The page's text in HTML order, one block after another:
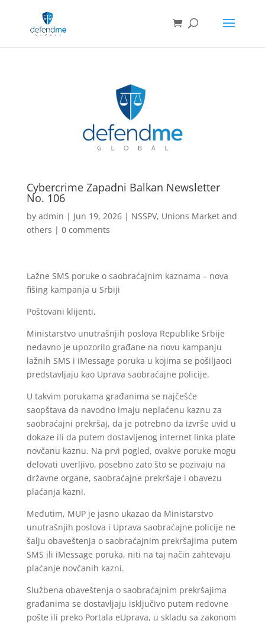
Cybercrime Zapadni Balkan Newsletter
No. 106
by admin | Jun 19, 2026| NSSPV, Unions Market and
others | 0 comments
Lažne SMS poruke o saobraćajnim kaznama – nova
fišing kampanja u Srbiji
Poštovani klijenti,
Ministarstvo unutrašnjih poslova Republike Srbije
nedavno je upozorilo građane na novu kampanju
lažnih SMS i iMessage poruka u kojima se pošiljaoci
predstavljaju kao Uprava saobraćajne policije.
U takvim porukama građanima se najčešće
saopštava da navodno imaju neplaćenu kaznu za
saobraćajni prekršaj, da je potrebno da izvrše uvid u
dokaze ili da putem dostavljenog internet linka plate
novčanu kaznu. Na prvi pogled, ovakve poruke mogu
delovati uverljivo, posebno zato što se pozivaju na
državne organe, saobraćajne prekršaje i obavezu
plaćanja kazni.
Međutim, MUP je jasno ukazao da Ministarstvo
unutrašnjih poslova i Uprava saobraćajne policije ne
šalju obaveštenja o saobraćajnim prekršajima putem
SMS ili iMessage poruka, niti na taj način zahtevaju
plaćanje novčanih kazni.
Službena obaveštenja o saobraćajnim prekršajima
građanima se dostavljaju isključivo putem redovne
pošte ili preko Portala eUprava, u skladu sa zakonom